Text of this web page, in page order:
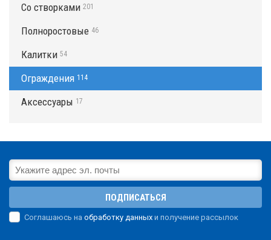
Со створками 201
Полноростовые 46
Калитки 54
Ограждения 114
Аксессуары 17
ПОДПИСАТЬСЯ
Соглашаюсь на обработку данных и получение рассылок